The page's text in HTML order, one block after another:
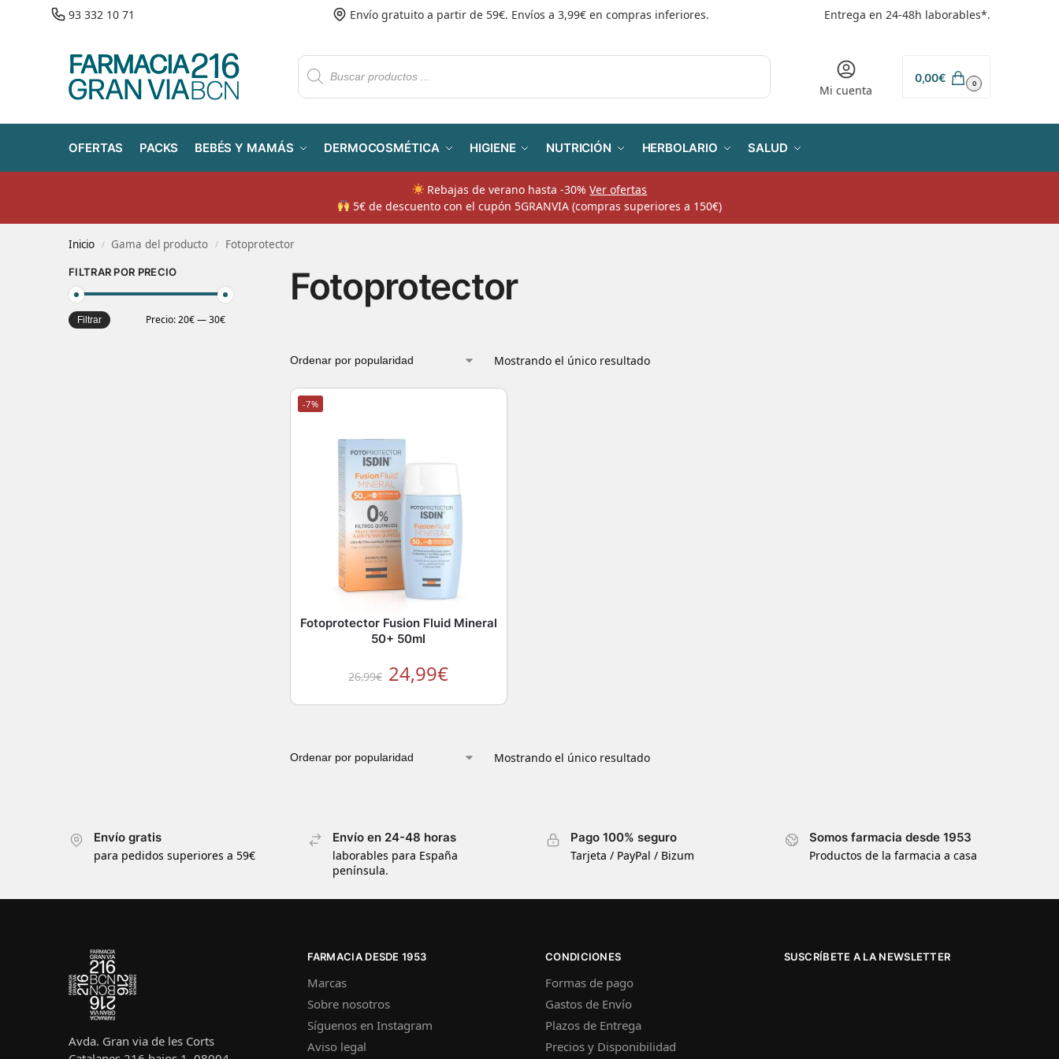
93 332 10 71 Envío gratuito a partir de 59€. Envíos a 3,99€ en compras inferiores. Entrega en 24-48h laborables*.
Mi cuenta
0,00€ 0
OFERTAS PACKS BEBÉS Y MAMÁS DERMOCOSMÉTICA HIGIENE NUTRICIÓN HERBOLARIO SALUD
Rebajas de verano hasta -30%Ver ofertas
​ 5€ de descuento con el cupón 5GRANVIA (compras superiores a 150€)
Inicio / Gama del producto / Fotoprotector
Fotoprotector
Mostrando el único resultado
-7%
Fotoprotector Fusion Fluid Mineral
50+ 50ml
26,99€ 24,99€
Mostrando el único resultado
FILTRAR POR PRECIO
Filtrar Precio:20€—30€
Envío gratis
para pedidos superiores a 59€
Envío en 24-48 horas
laborables para España
península.
Pago 100% seguro
Tarjeta / PayPal / Bizum
Somos farmacia desde 1953
Productos de la farmacia a casa
Avda. Gran via de les Corts
FARMACIA DESDE 1953
Marcas
Sobre nosotros
Síguenos en Instagram
Aviso legal
CONDICIONES
Formas de pago
Gastos de Envío
Plazos de Entrega
Precios y Disponibilidad
SUSCRÍBETE A LA NEWSLETTER